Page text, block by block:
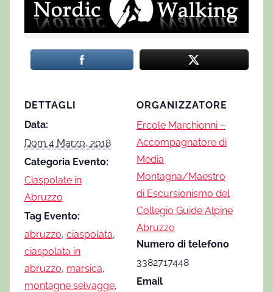
DETTAGLI
Data:
Dom 4 Marzo, 2018
Categoria Evento:
Ciaspolate in
Abruzzo
Tag Evento:
abruzzo, ciaspolata,
ciaspolata in
abruzzo, marsica,
montagne selvagge,
ORGANIZZATORE
Ercole Marchionni –
Accompagnatore di
Media
Montagna/Maestro
di Escursionismo del
Collegio Guide Alpine
Abruzzo
Numero di telefono
3382717448
Email